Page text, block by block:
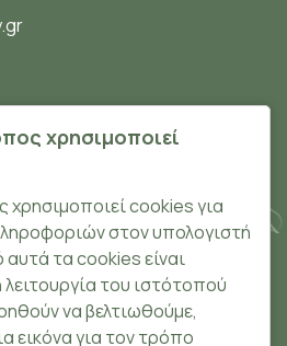
χρησιμοποιεί
cookies για
στον υπολογιστή
τα cookies είναι
του ιστότοπού
να βελτιωθούμε,
εικόνα για τον τρόπο